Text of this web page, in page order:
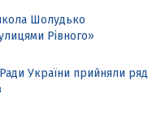
Шолудько
Рівного»
Ради України прийняли ряд